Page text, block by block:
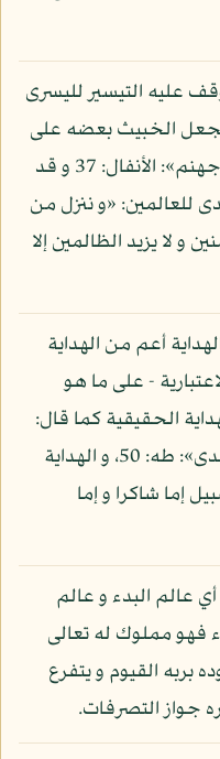
عليه التيسير لليسرى
يجعل الخبيث بعضه على
بعضه فيركمه جميعا فيجعله في جهنم»: الأنفال: 37 و قد
للعالمين: «و ننزل من
و لا يزيد الظالمين إلا
أعم من الهداية
- على ما هو
الحقيقية كما قال:
«الذي أعطى كل شيء خلقه ثم هدى»: طه: 50، و الهداية
إما شاكرا و إما
عالم البدء و عالم
فهو مملوك له تعالى
بربه القيوم و يتفرع
جواز التصرفات.